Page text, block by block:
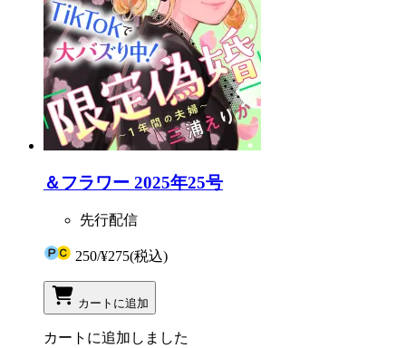
＆フラワー 2025年25号
先行配信
250/¥275(税込)
カートに追加
カートに追加しました